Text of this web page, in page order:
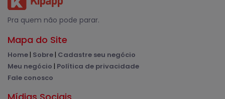
Pra quem não pode parar.
Mapa do Site
Home| Sobre| Cadastre seu negócio
Meu negócio | Política de privacidade
Fale conosco